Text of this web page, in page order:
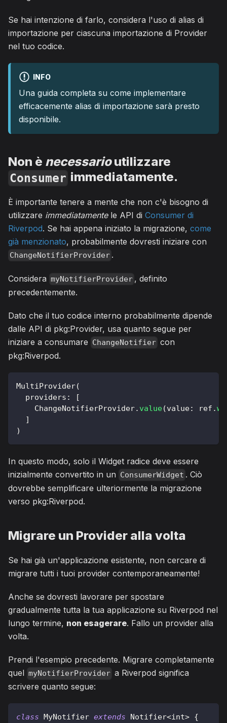
Se hai intenzione di farlo, considera l'uso di alias di
importazione per ciascuna importazione di Provider
nel tuo codice.
INFO
Una guida completa su come implementare
efficacemente alias di importazione sarà presto
disponibile.
Non è necessarioutilizzare
Consumer immediatamente.
È importante tenere a mente che non c'è bisogno di
utilizzare immediatamentele API di Consumer di
Riverpod. Se hai appena iniziato la migrazione, come
già menzionato, probabilmente dovresti iniziare con
ChangeNotifierProvider .
Considera myNotifierProvider , definito
precedentemente.
Dato che il tuo codice interno probabilmente dipende
dalle API di pkg:Provider, usa quanto segue per
iniziare a consumare ChangeNotifier con
pkg:Riverpod.
MultiProvider(
  providers
:
[
ChangeNotifierProvider. value(value: ref .
]
)
In questo modo, solo il Widget radice deve essere
inizialmente convertito in un ConsumerWidget . Ciò
dovrebbe semplificare ulteriormente la migrazione
verso pkg:Riverpod.
Migrare un Provider alla volta
Se hai già un'applicazione esistente, non cercare di
migrare tutti i tuoi provider contemporaneamente!
Anche se dovresti lavorare per spostare
gradualmente tutta la tua applicazione su Riverpod nel
lungo termine, non esagerare. Fallo un provider alla
volta.
Prendi l'esempio precedente. Migrare completamente
quel myNotifierProvider a Riverpod significa
scrivere quanto segue:
class MyNotifier extends Notifier<int> {